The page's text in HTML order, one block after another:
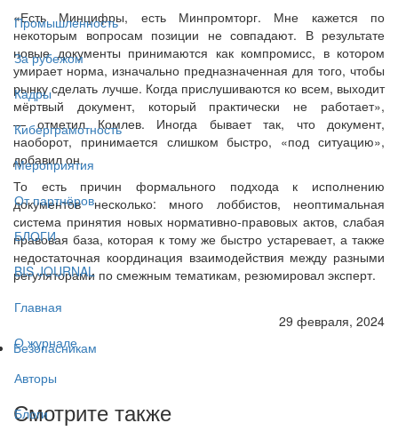
Промышленность
За рубежом
Кадры
Киберграмотность
Мероприятия
От партнёров
БЛОГИ
BIS JOURNAL
Главная
О журнале
Авторы
Блоги
«Есть Минцифры, есть Минпромторг. Мне кажется по
некоторым вопросам позиции не совпадают. В результате
новые документы принимаются как компромисс, в котором
умирает норма, изначально предназначенная для того, чтобы
рынку сделать лучше. Когда прислушиваются ко всем, выходит
мёртвый документ, который практически не работает»,
— отметил Комлев. Иногда бывает так, что документ,
наоборот, принимается слишком быстро, «под ситуацию»,
добавил он.
То есть причин формального подхода к исполнению
документов несколько: много лоббистов, неоптимальная
система принятия новых нормативно-правовых актов, слабая
правовая база, которая к тому же быстро устаревает, а также
недостаточная координация взаимодействия между разными
регуляторами по смежным тематикам, резюмировал эксперт.
29 февраля, 2024
Безопасникам
Смотрите также